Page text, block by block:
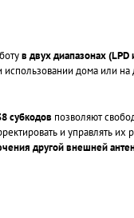
в двух диапазонах (LPD
дома или
субкодов позволяют
и управлять
другой внешней